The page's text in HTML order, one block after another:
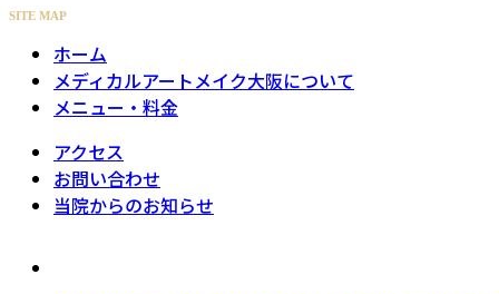
SITE MAP
ホーム
メディカルアートメイク大阪について
メニュー・料金
アクセス
お問い合わせ
当院からのお知らせ